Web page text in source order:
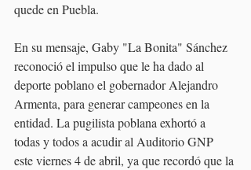
quede en Puebla.
En su mensaje, Gaby "La Bonita" Sánchez
reconoció el impulso que le ha dado al
deporte poblano el gobernador Alejandro
Armenta, para generar campeones en la
entidad. La pugilista poblana exhortó a
todas y todos a acudir al Auditorio GNP
este viernes 4 de abril, ya que recordó que la